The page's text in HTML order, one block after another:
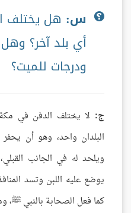
س: هل يختلف
أي بلد آخر؟
ودرجات للميت؟
ج: لا يختلف الدفن في
البلدان واحد، وهو أن
ويلحد له في الجانب
يوضع عليه اللبن وتسد
كما فعل الصحابة بالنبي